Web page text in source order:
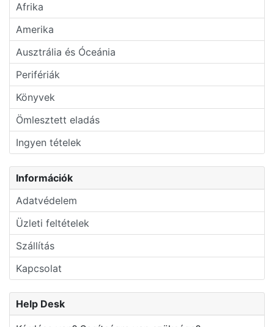
Afrika
Amerika
Ausztrália és Óceánia
Perifériák
Könyvek
Ömlesztett eladás
Ingyen tételek
Információk
Adatvédelem
Üzleti feltételek
Szállítás
Kapcsolat
Help Desk